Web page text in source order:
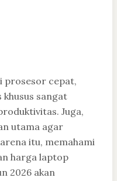
prosesor cepat,
khusus sangat
Juga,
utama agar
itu, memahami
harga laptop
2026 akan